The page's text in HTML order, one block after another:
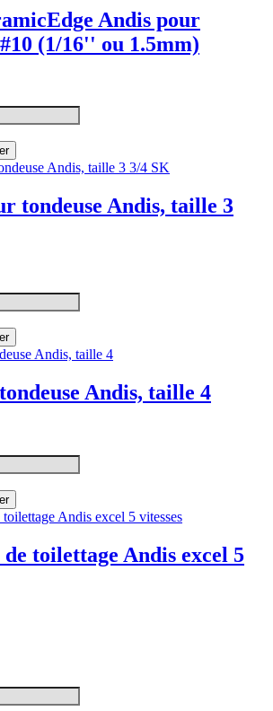
Andis pour
(1/16'' ou 1.5mm)
tondeuse Andis, taille 3
Andis, taille 4
de toilettage Andis excel 5